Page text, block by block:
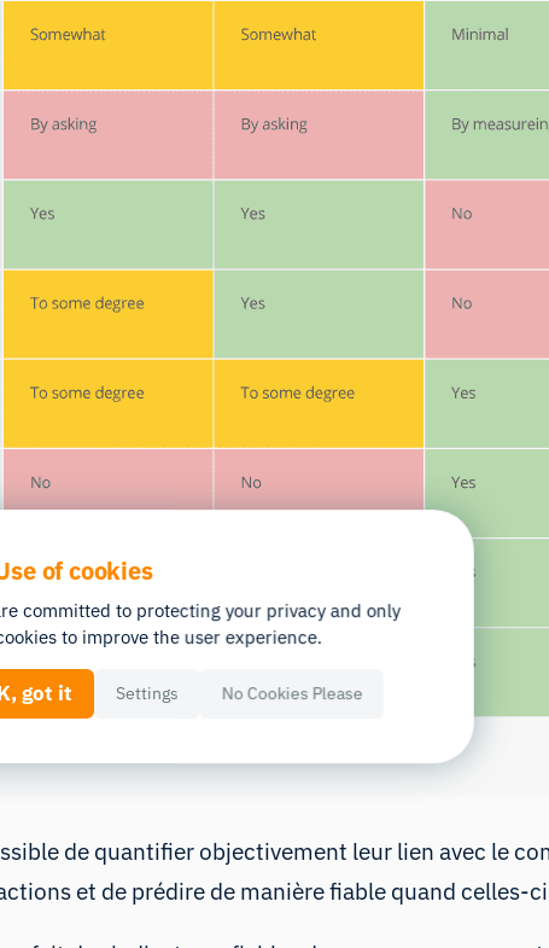
de quantifier objectivement leur lien avec le
et de prédire de manière fiable quand celles-
of cookies
committed to protecting your privacy and only
to improve the user experience.
got it Settings No Cookies Please